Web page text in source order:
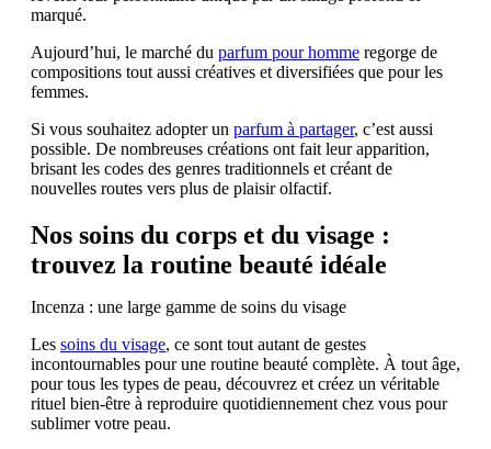
marqué.
Aujourd’hui, le marché du parfum pour homme regorge de
compositions tout aussi créatives et diversifiées que pour les
femmes.
Si vous souhaitez adopter un parfum à partager, c’est aussi
possible. De nombreuses créations ont fait leur apparition,
brisant les codes des genres traditionnels et créant de
nouvelles routes vers plus de plaisir olfactif.
Nos soins du corps et du visage :
trouvez la routine beauté idéale
Incenza : une large gamme de soins du visage
Les soins du visage, ce sont tout autant de gestes
incontournables pour une routine beauté complète. À tout âge,
pour tous les types de peau, découvrez et créez un véritable
rituel bien-être à reproduire quotidiennement chez vous pour
sublimer votre peau.